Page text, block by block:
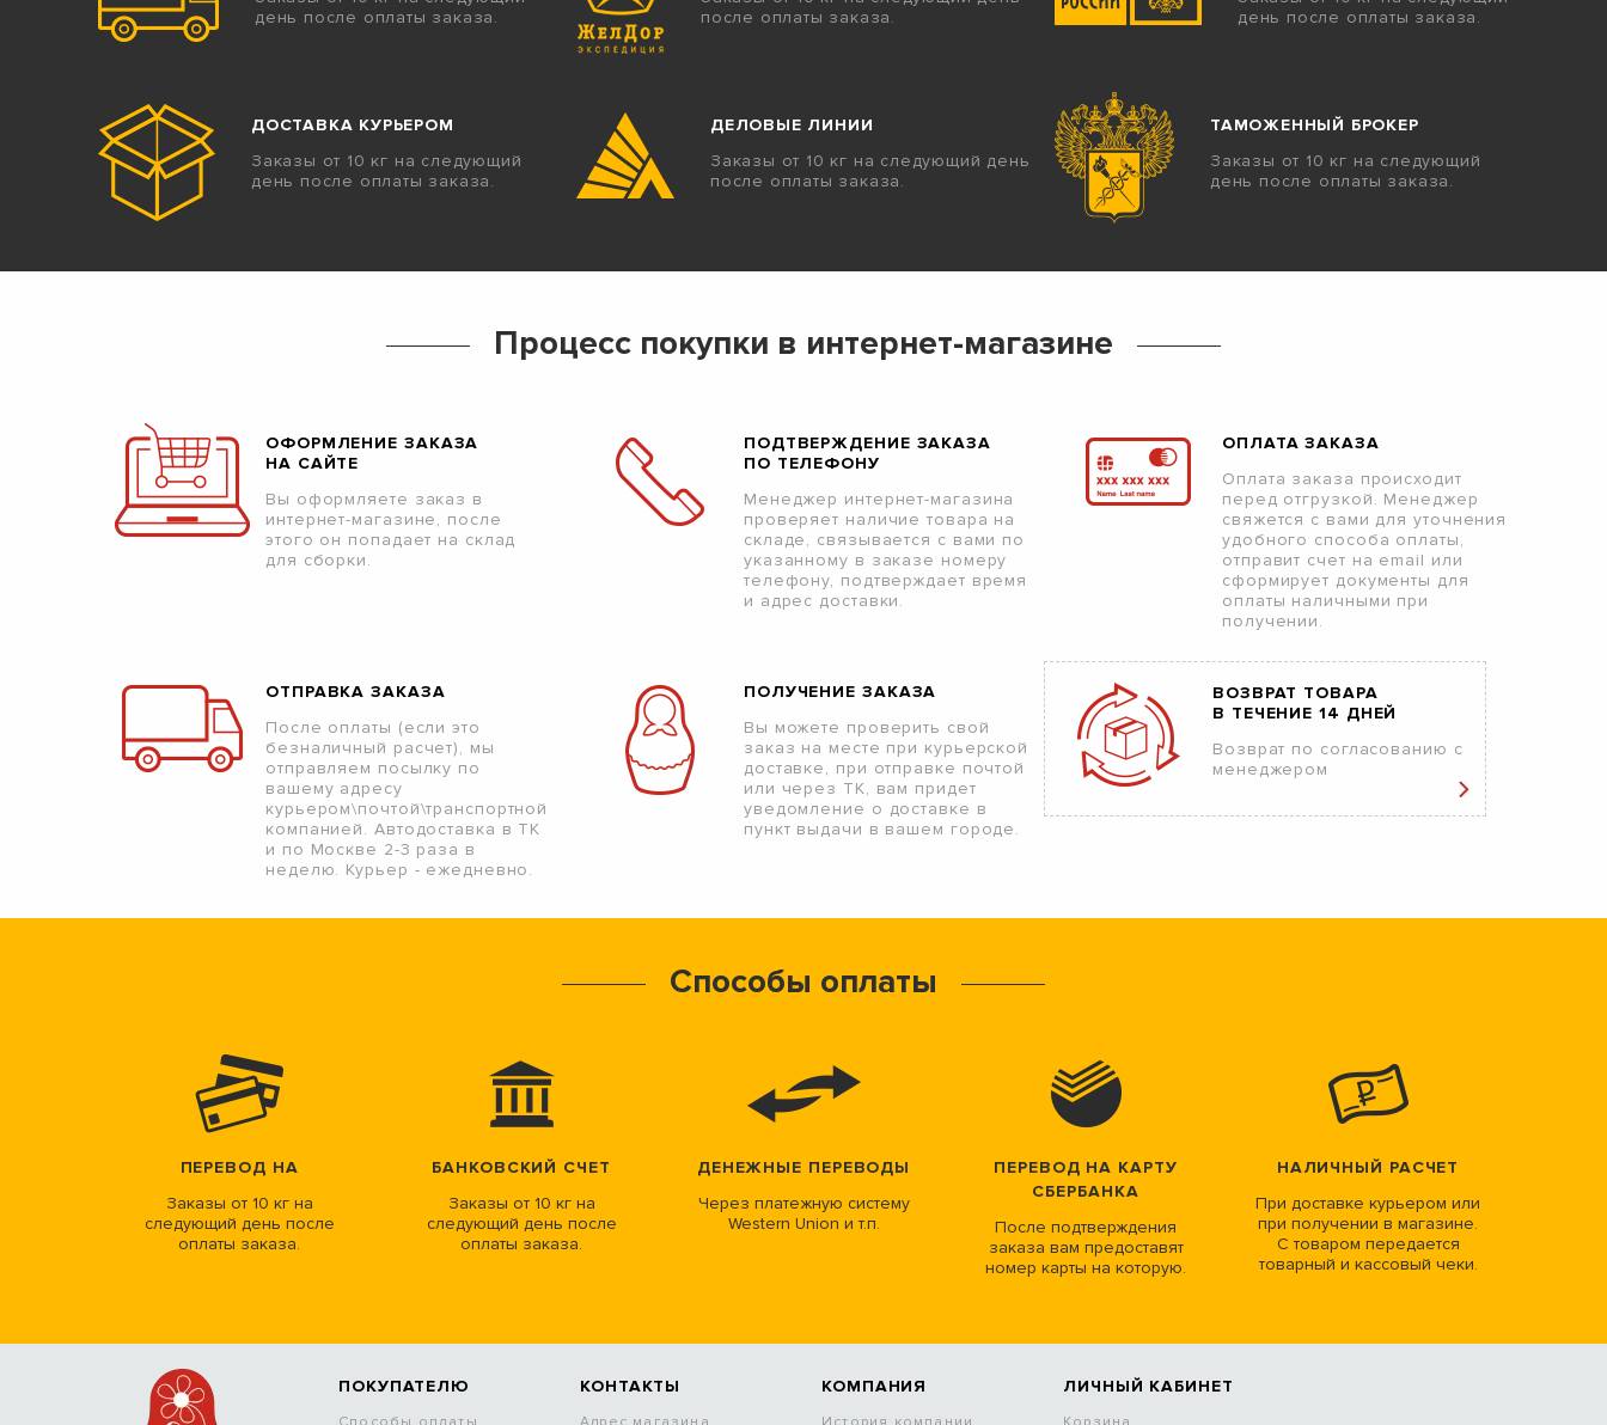
день после оплаты заказа.
после оплаты заказа.
день после оплаты заказа.
ДОСТАВКА КУРЬЕРОМ
Заказы от 10 кг на следующий
день после оплаты заказа.
ДЕЛОВЫЕ ЛИНИИ
Заказы от 10 кг на следующий день
после оплаты заказа.
ТАМОЖЕННЫЙ БРОКЕР
Заказы от 10 кг на следующий
день после оплаты заказа.
Процесс покупки в интернет-магазине
ОФОРМЛЕНИЕ ЗАКАЗА
НА САЙТЕ
Вы оформляете заказ в
интернет-магазине, после
этого он попадает на склад
для сборки.
ПОДТВЕРЖДЕНИЕ ЗАКАЗА
ПО ТЕЛЕФОНУ
Менеджер интернет-магазина
проверяет наличие товара на
складе, связывается с вами по
указанному в заказе номеру
телефону, подтверждает время
и адрес доставки.
ОПЛАТА ЗАКАЗА
Оплата заказа происходит
перед отгрузкой. Менеджер
свяжется с вами для уточнения
удобного способа оплаты,
отправит счет на email или
сформирует документы для
оплаты наличными при
получении.
ОТПРАВКА ЗАКАЗА
После оплаты (если это
безналичный расчет), мы
отправляем посылку по
вашему адресу
курьером\почтой\транспортной
компанией. Автодоставка в ТК
и по Москве 2-3 раза в
неделю. Курьер - ежедневно.
ПОЛУЧЕНИЕ ЗАКАЗА
Вы можете проверить свой
заказ на месте при курьерской
доставке, при отправке почтой
или через ТК, вам придет
уведомление о доставке в
пункт выдачи в вашем городе.
ВОЗВРАТ ТОВАРА
В ТЕЧЕНИЕ 14 ДНЕЙ
Возврат по согласованию с
менеджером
Способы оплаты
ПЕРЕВОД НА
Заказы от 10 кг на
следующий день после
оплаты заказа.
БАНКОВСКИЙ СЧЕТ
Заказы от 10 кг на
следующий день после
оплаты заказа.
ДЕНЕЖНЫЕ ПЕРЕВОДЫ
Через платежную систему
Western Union и т.п.
ПЕРЕВОД НА КАРТУ
СБЕРБАНКА
После подтверждения
заказа вам предоставят
номер карты на которую.
НАЛИЧНЫЙ РАСЧЕТ
При доставке курьером или
при получении в магазине.
С товаром передается
товарный и кассовый чеки.
ПОКУПАТЕЛЮ КОНТАКТЫ КОМПАНИЯ ЛИЧНЫЙ КАБИНЕТ